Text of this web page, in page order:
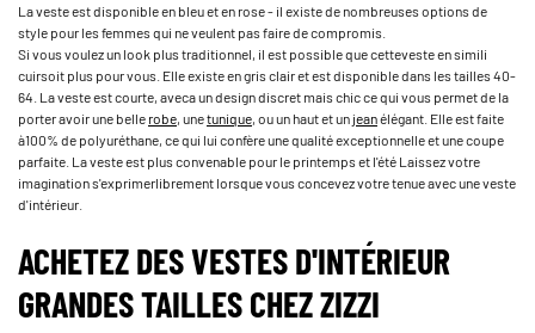
La veste est disponible en bleu et en rose - il existe de nombreuses options de
style pour les femmes qui ne veulent pas faire de compromis.
Si vous voulez un look plus traditionnel, il est possible que cette­veste en simili
cuir­soit plus pour vous. ­Elle existe en gris clair et est disponible dans les tailles 40-
64. La veste est courte, avec­a un design discret mais chic ce qui vous permet de la
porter avoir une belle­­robe, ­une­tunique, ou un haut et un­jean­élégant.­ Elle est faite
à­100% de polyuréthane, ce qui lui confère une qualité exceptionnelle et une coupe
parfaite. La veste ­est plus convenable pour le printemps et l'été Laissez votre
imagination s'exprimer­­librement lorsque vous concevez votre tenue avec une veste
d'intérieur.
ACHETEZ DES VESTES D'INTÉRIEUR
GRANDES TAILLES CHEZ ZIZZI